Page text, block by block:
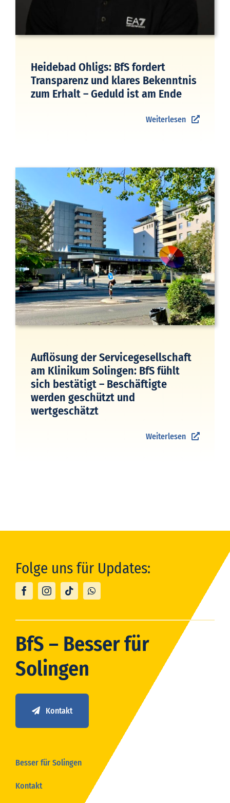
Heidebad Ohligs: BfS fordert
Transparenz und klares Bekenntnis
zum Erhalt – Geduld ist am Ende
Weiterlesen
Auflösung der Servicegesellschaft
am Klinikum Solingen: BfS fühlt
sich bestätigt – Beschäftigte
werden geschützt und
wertgeschätzt
Weiterlesen
Folge uns für Updates:
BfS – Besser für
Solingen
Kontakt
Besser für Solingen
Kontakt